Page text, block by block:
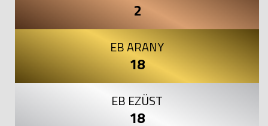
2
EB ARANY
18
EB EZÜST
18